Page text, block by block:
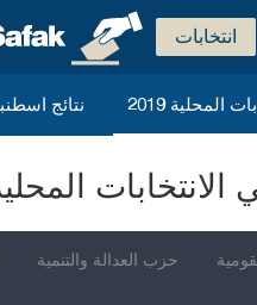
انتخابات
نتائج المحلية 2019
حزب العدالة والتنمية